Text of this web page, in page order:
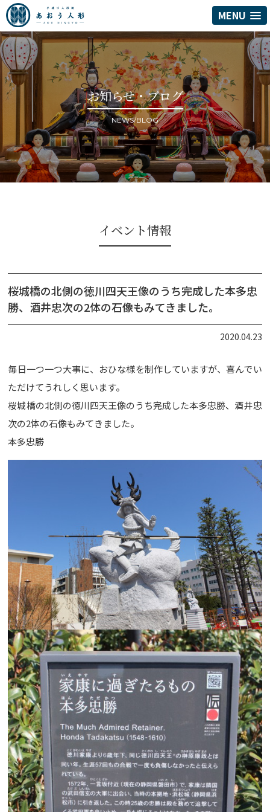
MENU
お知らせ・ブログ
NEWS/BLOG
イベント情報
桜城橋の北側の徳川四天王像のうち完成した本多忠
勝、酒井忠次の2体の石像もみてきました。
2020.04.23
毎日一つ一つ大事に、おひな様を制作していますが、喜んでい
ただけてうれしく思います。
桜城橋の北側の徳川四天王像のうち完成した本多忠勝、酒井忠
次の2体の石像もみてきました。
本多忠勝